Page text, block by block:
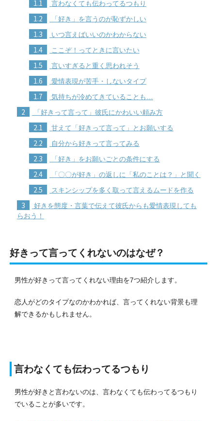
1.1 言わなくても伝わってるつもり
1.2 「好き」を言うのが恥ずかしい
1.3 いつ言えばいいのかわからない
1.4 ここぞ！ってときに言いたい
1.5 言いすぎると重く思われそう
1.6 愛情表現が苦手・しないタイプ
1.7 気持ちが冷めてきていることも…
2 「好きって言って」彼氏にかわいい頼み方
2.1 甘えて「好きって言って」とお願いする
2.2 自分から好きって言ってみる
2.3 「好き」をお願いごとの条件にする
2.4 「〇〇が好き」の返しに「私のことは？」と聞く
2.5 スキンシップを多く取って言えるムードを作る
3
好きを態度・言葉で伝えて彼氏からも愛情表現しても
らおう！
好きって言ってくれないのはなぜ？
男性が好きって言ってくれない理由を7つ紹介します。
恋人がどのタイプなのかわかれば、言ってくれない背景も理
解できるかもしれません。
言わなくても伝わってるつもり
男性が好きと言わないのは、言わなくても伝わってるつもり
でいることが多いです。